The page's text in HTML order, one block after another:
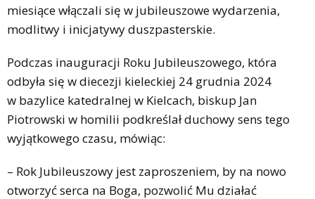
miesiące włączali się w jubileuszowe wydarzenia,
modlitwy i inicjatywy duszpasterskie.
Podczas inauguracji Roku Jubileuszowego, która
odbyła się w diecezji kieleckiej 24 grudnia 2024
w bazylice katedralnej w Kielcach, biskup Jan
Piotrowski w homilii podkreślał duchowy sens tego
wyjątkowego czasu, mówiąc:
– Rok Jubileuszowy jest zaproszeniem, by na nowo
otworzyć serca na Boga, pozwolić Mu działać